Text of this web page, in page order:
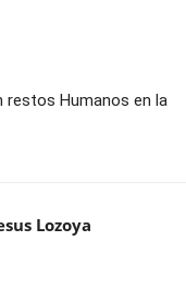
restos Humanos en la
Lozoya